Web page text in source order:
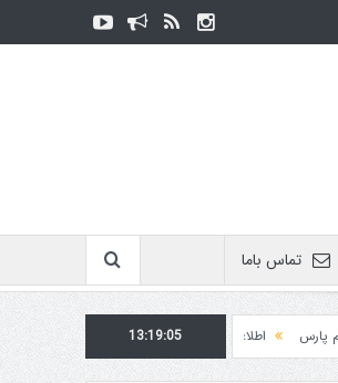
تماس باما
اطلاعیه روابط عمومی در مورد برگزاری مسابقات فدراسیون
13:19:06